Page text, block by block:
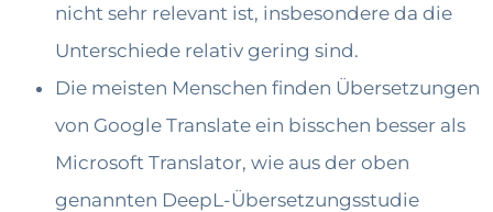
nicht sehr relevant ist, insbesondere da die
Unterschiede relativ gering sind.
Die meisten Menschen finden Übersetzungen
von Google Translate ein bisschen besser als
Microsoft Translator, wie aus der oben
genannten DeepL-Übersetzungsstudie